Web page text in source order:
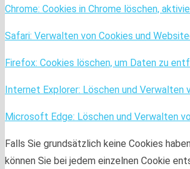
Chrome: Cookies in Chrome löschen,
Safari: Verwalten von Cookies und
Firefox: Cookies löschen, um Daten zu
Internet Explorer: Löschen und Verwalten
Microsoft Edge: Löschen und Verwalten
Falls Sie grundsätzlich keine Cookies
können Sie bei jedem einzelnen Cookie